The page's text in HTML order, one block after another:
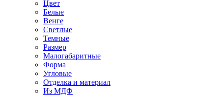
Цвет
Белые
Венге
Светлые
Темные
Размер
Малогабаритные
Форма
Угловые
Отделка и материал
Из МДФ